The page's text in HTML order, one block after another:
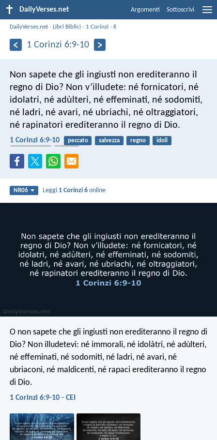
DailyVerses.net Argomenti Sottoscrivi
DailyVerses.net ›Libri Biblici › 1 Corinzi ›6
1 Corinzi 6:9-10
Non sapete che gli ingiusti non erediteranno il
regno di Dio? Non v’illudete: né fornicatori, né
idolatri, né adùlteri, né effeminati, né sodomiti,
né ladri, né avari, né ubriachi, né oltraggiatori,
né rapinatori erediteranno il regno di Dio.
1 Corinzi 6:9-10 peccato salvezza regno
idoli
NR06 Leggi 1 Corinzi 6 online
O non sapete che gli ingiusti non erediteranno il regno di
Dio? Non illudetevi: né immorali, né idolàtri, né adùlteri,
né effeminati, né sodomiti, né ladri, né avari, né
ubriaconi, né maldicenti, né rapaci erediteranno il regno
di Dio.
1 Corinzi 6:9-10 - CEI